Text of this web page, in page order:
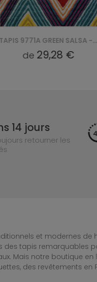
TAPIS 9771A GREEN SALSA - WIELOKOLOROWY, KREMOWY
29,28 €
14 jours
retourner les
et modernes
tapis remarquables
Mais notre boutique
des revêtements en